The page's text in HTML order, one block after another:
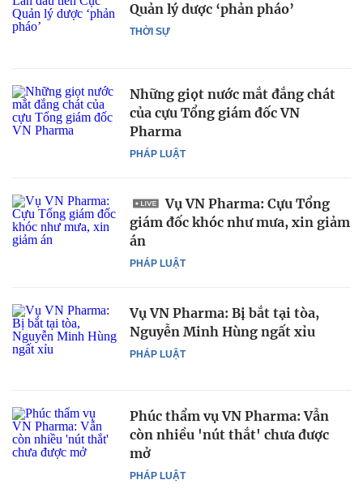
THỜI SỰ
Quản lý dược ‘phản pháo’
PHÁP LUẬT
Những giọt nước mắt đắng chát
của cựu Tổng giám đốc VN
Pharma
PHÁP LUẬT
Vụ VN Pharma: Cựu Tổng
giám đốc khóc như mưa, xin giảm
án
PHÁP LUẬT
Vụ VN Pharma: Bị bắt tại tòa,
Nguyễn Minh Hùng ngất xỉu
PHÁP LUẬT
Phúc thẩm vụ VN Pharma: Vẫn
còn nhiều 'nút thắt' chưa được
mở